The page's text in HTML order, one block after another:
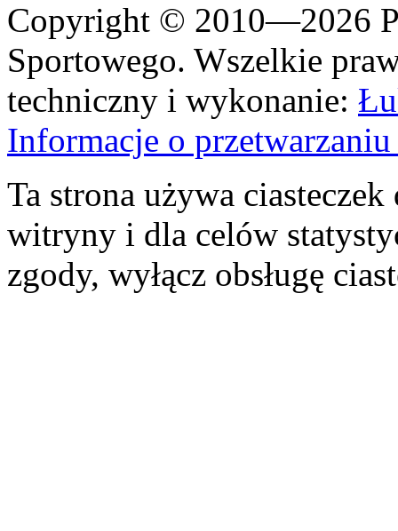
Copyright © 2010—2026
Sportowego. Wszelkie
techniczny i wykonanie:
Informacje o
Ta strona używa
witryny i dla celów
zgody, wyłącz obsługę